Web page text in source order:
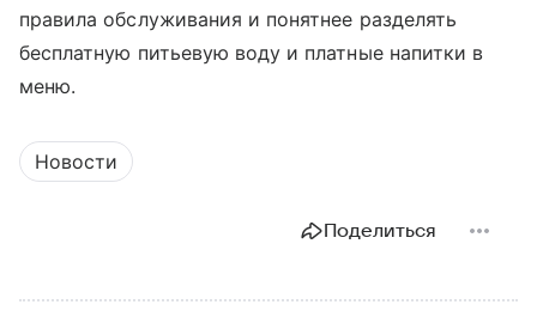
правила обслуживания и понятнее разделять
бесплатную питьевую воду и платные напитки в
меню.
Новости
Поделиться